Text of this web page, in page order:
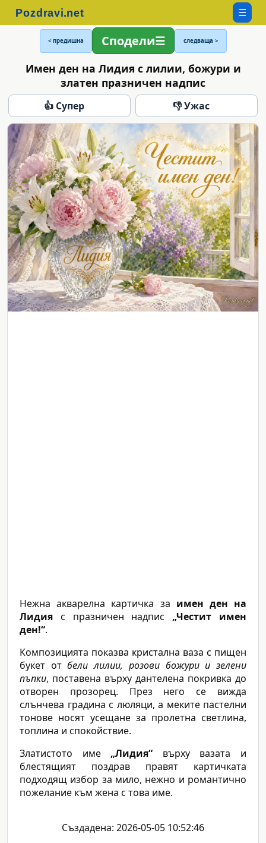
☰
< предишна Сподели следваща >
Имен ден на Лидия с лилии, божури и
златен празничен надпис
👍 Супер 👎 Ужас
Нежна акварелна картичка за имен ден на
Лидия с празничен надпис „Честит имен
ден!“.
Композицията показва кристална ваза с пищен
букет отбели лилии, розови божури и зелени
пъпки, поставена върху дантелена покривка до
отворен прозорец. През него се вижда
слънчева градина с люляци, а меките пастелни
тонове носят усещане за пролетна светлина,
топлина и спокойствие.
Златистото име „Лидия“ върху вазата и
блестящият поздрав правят картичката
подходящ избор за мило, нежно и романтично
пожелание към жена с това име.
Създадена: 2026-05-05 10:52:46